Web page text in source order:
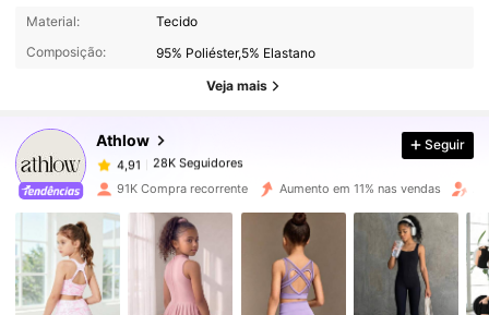
Material:
Tecido
Composição:
95% Poliéster,5% Elastano
Veja mais
Athlow
28K Seguidores
4,91
28K Seguidores
l***m
pago1 dia atrás
4,91 28K Seguidores
4,91 28K Seguidores
Seguir
91K Compra recorrente Aumento em 11% nas vendas